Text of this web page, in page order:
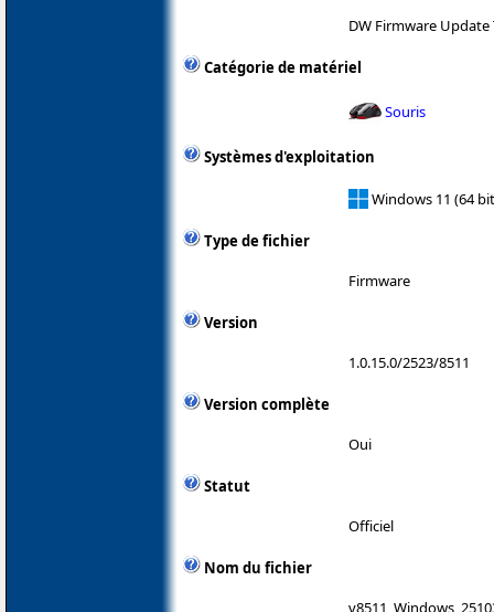
DW Firmware Update
Catégorie de matériel
Souris
Systèmes d'exploitation
Windows 11 (64
Type de fichier
Firmware
Version
1.0.15.0/2523/8511
Version complète
Oui
Statut
Officiel
Nom du fichier